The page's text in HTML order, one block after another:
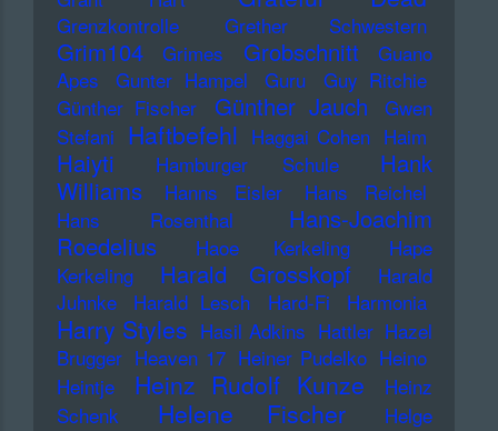
Grenzkontrolle Grether Schwestern
Grim104 Grimes Grobschnitt
Guano
Apes
Gunter Hampel Guru
Guy Ritchie
Günther Fischer
Günther Jauch
Gwen
Stefani Haftbefehl Haggai Cohen Haim
Haiyti Hamburger Schule
Hank
Williams
Hanns Eisler
Hans Reichel
Hans Rosenthal
Hans-Joachim
Roedelius
Haoe Kerkeling
Hape
Kerkeling
Harald Grosskopf
Harald
Juhnke
Harald Lesch Hard-Fi Harmonia
Harry Styles Hasil Adkins Hattler Hazel
Brugger Heaven 17 Heiner Pudelko Heino
Heintje
Heinz Rudolf Kunze
Heinz
Schenk
Helene Fischer
Helge